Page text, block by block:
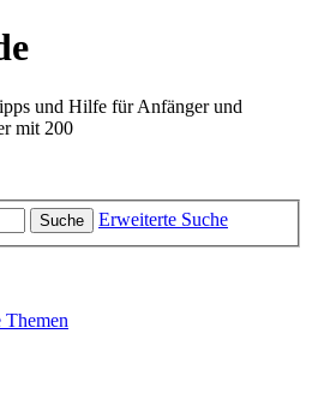
und Hilfe für Anfänger und
mit 200
Suche Erweiterte Suche
Themen